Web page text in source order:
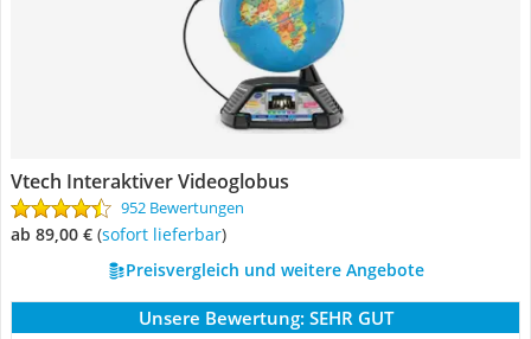
Vtech Interaktiver Videoglobus
952 Bewertungen
ab 89,00 € ( Sofort lieferbar)
Preisvergleich und weitere Angebote
Unsere Bewertung: SEHR GUT